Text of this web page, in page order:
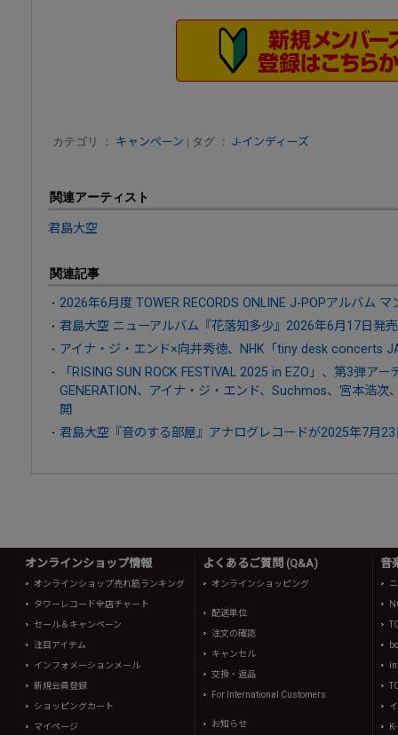
カテゴリ ： キャンペーン | タグ ： J-インディーズ
関連アーティスト
君島大空
関連記事
2026年6月度 TOWER RECORDS ONLINE J-POPアルバム
君島大空 ニューアルバム『花落知多少』2026年6月17日発売
アイナ・ジ・エンド×向井秀徳、NHK「tiny desk concerts
「RISING SUN ROCK FESTIVAL 2025 in EZO」、第3弾ア
GENERATION、アイナ・ジ・エンド、Suchmos、宮本浩次
開
君島大空『音のする部屋』アナログレコードが2025年7月
オンラインショップ情報
オンラインショップ売れ筋ランキング
タワーレコード全店チャート
セール＆キャンペーン
注目アイテム
インフォメーションメール
新規会員登録
ショッピングカート
マイページ
よくあるご質問 (Q&A)
オンラインショッピング
配送単位
注文の確認
キャンセル
交換・返品
For International Customers
お知らせ
音